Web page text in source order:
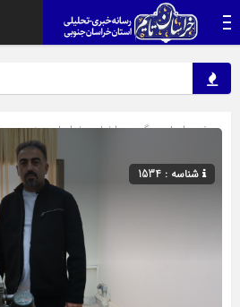
صفحه اصلی» گروه »اخبار»خراسان جنوبی
شناسه : 1534